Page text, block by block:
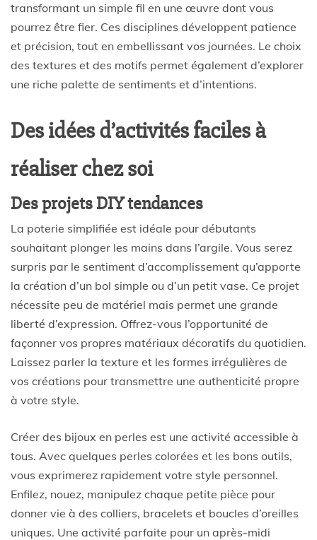
transformant un simple fil en une œuvre dont vous
pourrez être fier. Ces disciplines développent patience
et précision, tout en embellissant vos journées. Le choix
des textures et des motifs permet également d’explorer
une riche palette de sentiments et d’intentions.
Des idées d’activités faciles à
réaliser chez soi
Des projets DIY tendances
La poterie simplifiée est idéale pour débutants
souhaitant plonger les mains dans l’argile. Vous serez
surpris par le sentiment d’accomplissement qu’apporte
la création d’un bol simple ou d’un petit vase. Ce projet
nécessite peu de matériel mais permet une grande
liberté d’expression. Offrez-vous l’opportunité de
façonner vos propres matériaux décoratifs du quotidien.
Laissez parler la texture et les formes irrégulières de
vos créations pour transmettre une authenticité propre
à votre style.
Créer des bijoux en perles est une activité accessible à
tous. Avec quelques perles colorées et les bons outils,
vous exprimerez rapidement votre style personnel.
Enfilez, nouez, manipulez chaque petite pièce pour
donner vie à des colliers, bracelets et boucles d’oreilles
uniques. Une activité parfaite pour un après-midi